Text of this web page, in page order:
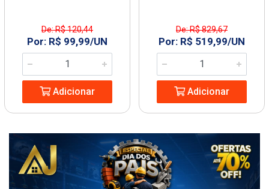
De: R$ 120,44
Por: R$ 99,99/UN
Adicionar
De: R$ 829,67
Por: R$ 519,99/UN
Adicionar